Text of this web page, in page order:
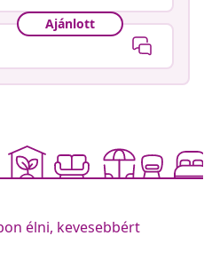
Ajánlott
élni, kevesebbért